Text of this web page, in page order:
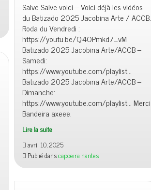
Salve Salve voici – Voici déjà les vidéos
du Batizado 2025 Jacobina Arte / ACCB.
Roda du Vendredi :
https://youtu.be/Q4OPmkd7_vM
Batizado 2025 Jacobina Arte/ACCB –
Samedi:
https://www.youtube.com/playlist…
Batizado 2025 Jacobina Arte/ACCB –
Dimanche:
https://www.youtube.com/playlist… Merci
Bandeira axeee.
Lire la suite
avril 10, 2025
Publié danscapoeira nantes